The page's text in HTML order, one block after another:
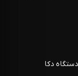
دستگاه دکا